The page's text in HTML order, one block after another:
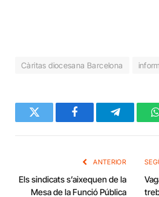
Càritas diocesana Barcelona
Twitter FacebookTelegram
ANTERIOR
Els sindicats s’aixequen de la
Mesa de la Funció Pública